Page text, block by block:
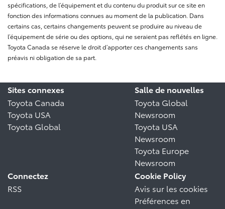
spécifications, de l’équipement et du contenu du produit sur ce site en
fonction des informations connues au moment de la publication. Dans
certains cas, certains changements peuvent se produire au niveau de
l’équipement de série ou des options, qui ne seraient pas reflétés en ligne.
Toyota Canada se réserve le droit d’apporter ces changements sans
préavis ni obligation de sa part.
Sites connexes
Toyota Canada
Toyota USA
Toyota Global
Salle de nouvelles
Toyota Global
Newsroom
Toyota USA
Newsroom
Toyota Europe
Newsroom
Connectez
RSS
Cookie Policy
Avis sur les cookies
Préférences en